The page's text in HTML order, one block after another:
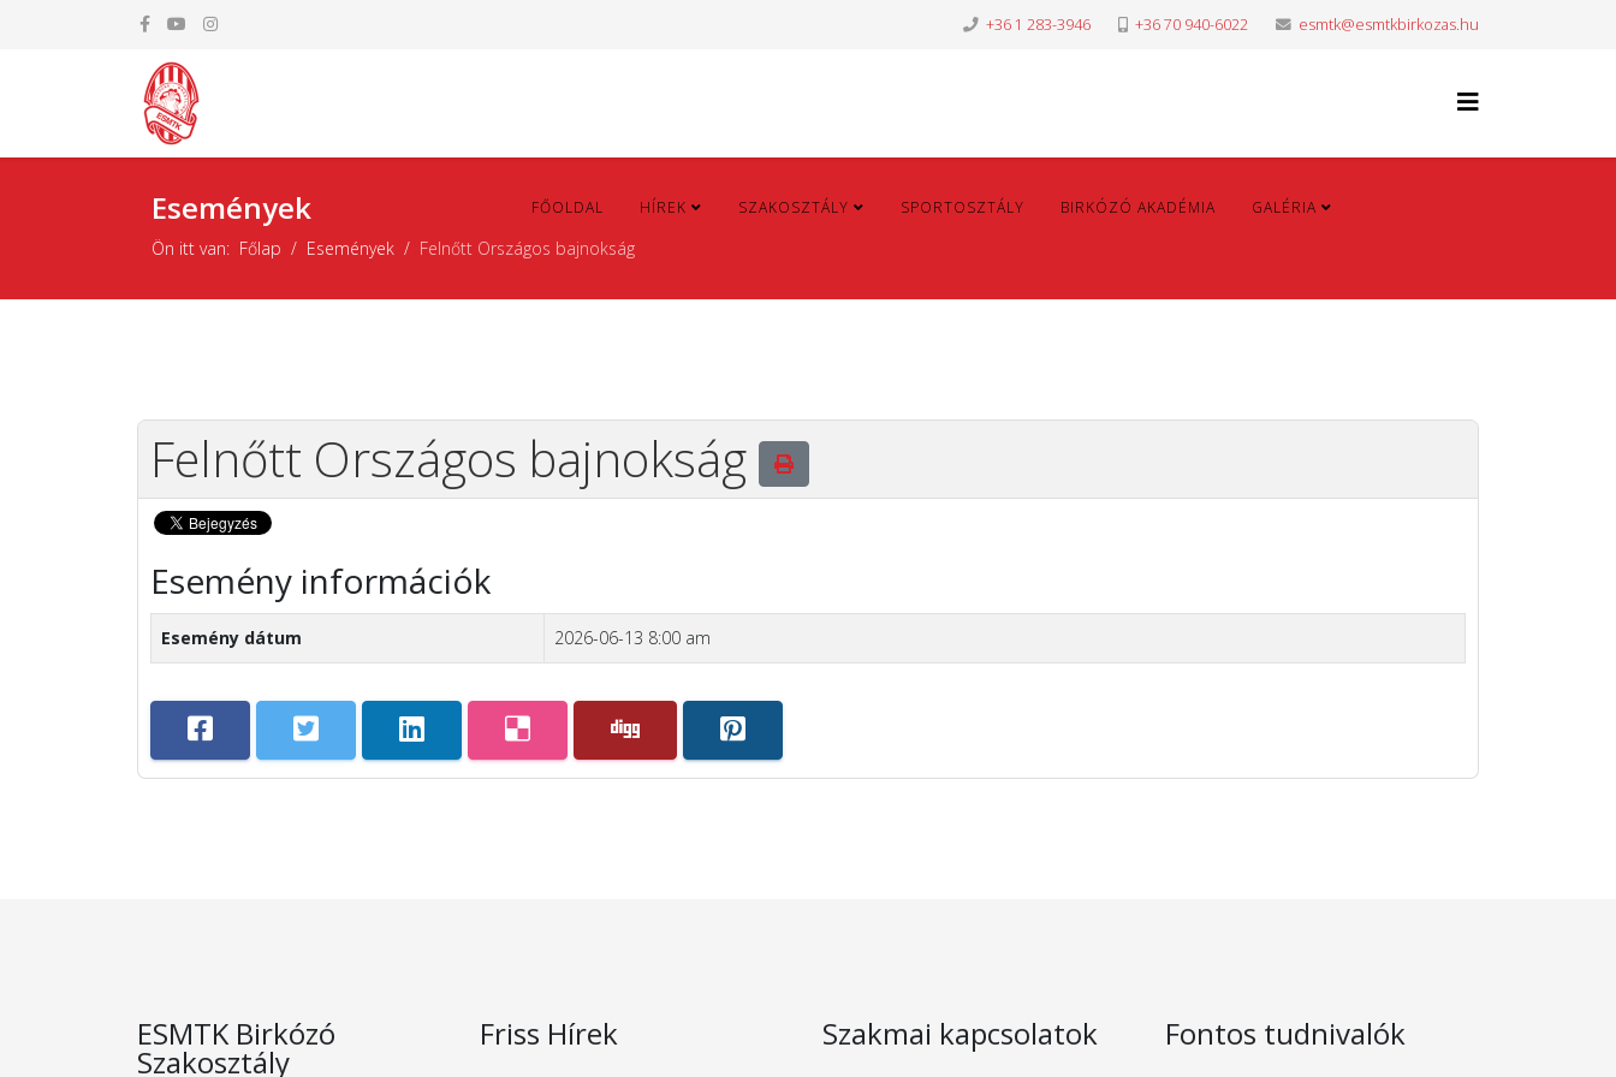
+36 1 283-3946 +36 70 940-6022 esmtk@esmtkbirkozas.hu
FŐOLDAL HÍREK SZAKOSZTÁLY SPORTOSZTÁLY BIRKÓZÓ AKADÉMIA GALÉRIA
Események
Ön itt van: Főlap Események Felnőtt Országos bajnokság
Felnőtt Országos bajnokság
Esemény információk
Esemény dátum 2026-06-13 8:00 am
ESMTK Birkózó
Szakosztály
Friss Hírek Szakmai kapcsolatok Fontos tudnivalók